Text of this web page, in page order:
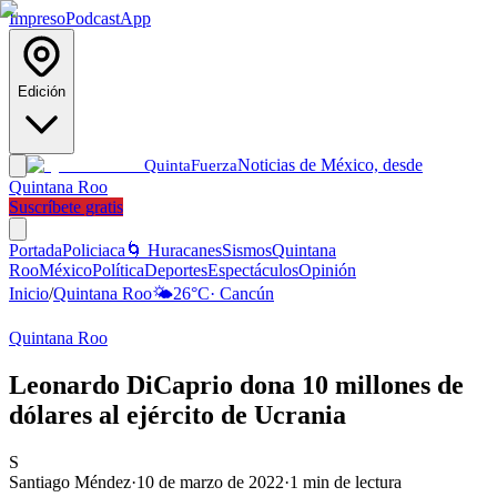
ImpresoPodcastApp
Edición
QuintaFuerzaNoticias de México, desde
Quintana Roo
Suscríbete gratis
PortadaPoliciaca 🌀 HuracanesSismosQuintana
RooMéxicoPolíticaDeportesEspectáculosOpinión
Inicio/Quintana Roo🌤️26°C· Cancún
Quintana Roo
Leonardo DiCaprio dona 10 millones de
dólares al ejército de Ucrania
S
Santiago Méndez·10 de marzo de 2022·1 min de lectura